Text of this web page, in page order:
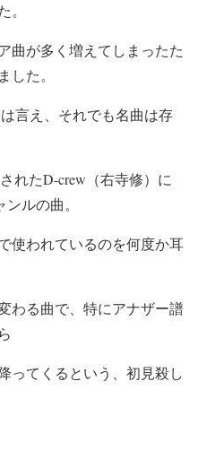
曲が多く増えてしまったた
た。
言え、それでも名曲は存
れたD-crew（右寺修）に
ルの曲。
使われているのを何度か耳
わる曲で、特にアナザー譜
ってくるという、初見殺し